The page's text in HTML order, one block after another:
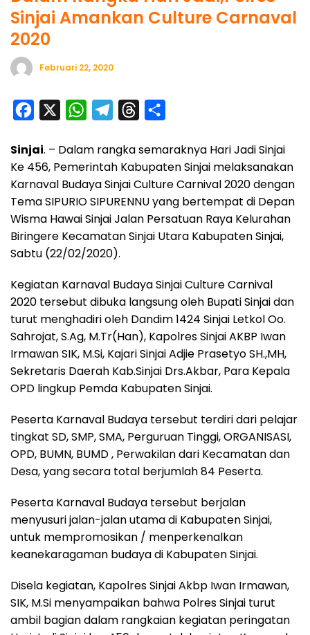
Sinjai Amankan Culture Carnaval
2020
Februari 22, 2020
c
e
b
o
o
k
W
a
t
s
A
p
p
l
e
g
a
m
r
e
a
d
s
a
r
e
Sinjai. – Dalam rangka semaraknya Hari Jadi Sinjai
Ke 456, Pemerintah Kabupaten Sinjai melaksanakan
Karnaval Budaya Sinjai Culture Carnival 2020 dengan
Tema SIPURIO SIPURENNU yang bertempat di Depan
Wisma Hawai Sinjai Jalan Persatuan Raya Kelurahan
Biringere Kecamatan Sinjai Utara Kabupaten Sinjai,
Sabtu (22/02/2020).
Kegiatan Karnaval Budaya Sinjai Culture Carnival
2020 tersebut dibuka langsung oleh Bupati Sinjai dan
turut menghadiri oleh Dandim 1424 Sinjai Letkol Oo.
Sahrojat, S.Ag, M.Tr(Han), Kapolres Sinjai AKBP Iwan
Irmawan SIK, M.Si, Kajari Sinjai Adjie Prasetyo SH.,MH,
Sekretaris Daerah Kab.Sinjai Drs.Akbar, Para Kepala
OPD lingkup Pemda Kabupaten Sinjai.
Peserta Karnaval Budaya tersebut terdiri dari pelajar
tingkat SD, SMP, SMA, Perguruan Tinggi, ORGANISASI,
OPD, BUMN, BUMD , Perwakilan dari Kecamatan dan
Desa, yang secara total berjumlah 84 Peserta.
Peserta Karnaval Budaya tersebut berjalan
menyusuri jalan-jalan utama di Kabupaten Sinjai,
untuk mempromosikan / menperkenalkan
keanekaragaman budaya di Kabupaten Sinjai.
Disela kegiatan, Kapolres Sinjai Akbp Iwan Irmawan,
SIK, M.Si menyampaikan bahwa Polres Sinjai turut
ambil bagian dalam rangkaian kegiatan peringatan